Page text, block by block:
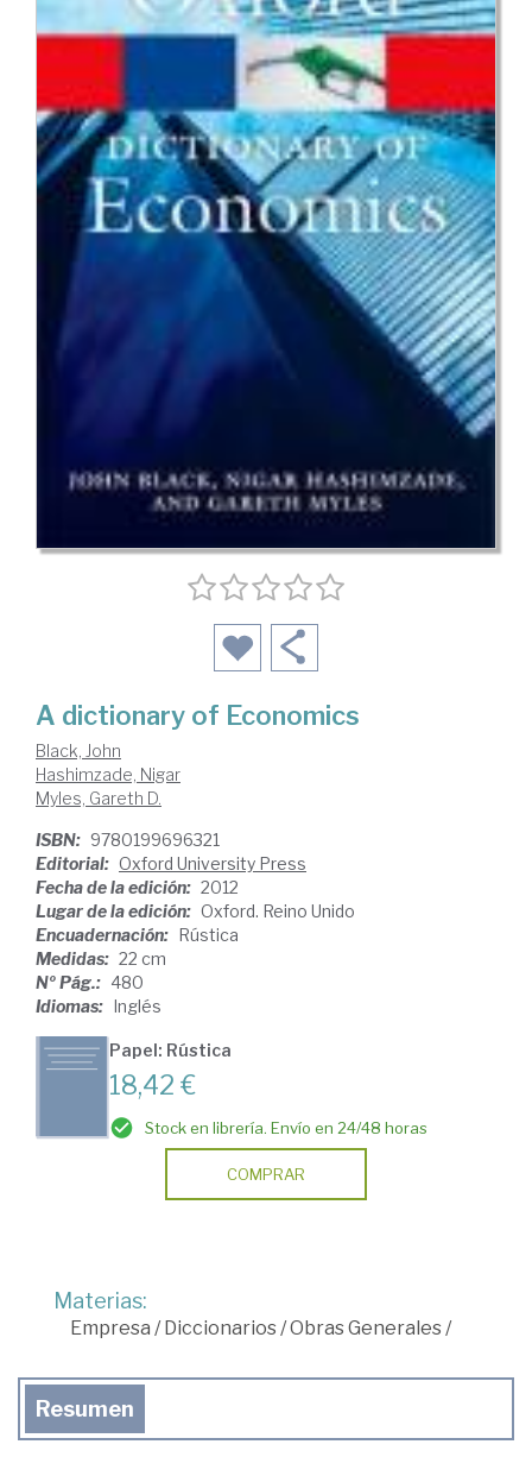
A dictionary of Economics
Black, John
Hashimzade, Nigar
Myles, Gareth D.
ISBN: 9780199696321
Editorial: Oxford University Press
Fecha de la edición: 2012
Lugar de la edición: Oxford. Reino Unido
Encuadernación: Rústica
Medidas: 22 cm
Nº Pág.: 480
Idiomas: Inglés
Papel: Rústica
18,42 €
Stock en librería. Envío en 24/48 horas
COMPRAR
Materias:
Empresa /Diccionarios /Obras Generales /
Resumen